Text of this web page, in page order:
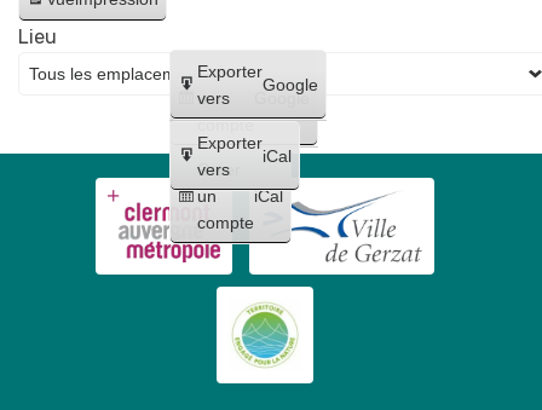
Créer
un
compte
Google
Créer
un
compte
iCal
Exporter
vers
Google
Exporter
vers
iCal
Lieu